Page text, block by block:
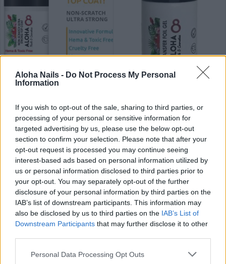
Aloha Nails - Do Not Process My Personal
Information
If you wish to opt-out of the sale, sharing to third parties, or
processing of your personal or sensitive information for
targeted advertising by us, please use the below opt-out
section to confirm your selection. Please note that after your
opt-out request is processed you may continue seeing
interest-based ads based on personal information utilized by
us or personal information disclosed to third parties prior to
your opt-out. You may separately opt-out of the further
disclosure of your personal information by third parties on the
IAB’s list of downstream participants. This information may
also be disclosed by us to third parties on the IAB’s List of
Downstream Participants that may further disclose it to other
Personal Data Processing Opt Outs
Ημιμόνιμο βερνίκι ALOHA 8ml –
Scratched
9,00€ συμπ. Φ.Π.Α
Πόντους
ΠΡΟΣΘΗΚΗ ΣΤΟ ΚΑΛΑΘΙ
Ημιμόνιμο βερνίκι Aloha 8ml –
7,20€ συμπ. Φ.Π.Α
Πόντους
ΠΡΟΣΘΗΚΗ ΣΤΟ ΚΑΛΑΘΙ
-10% -10%